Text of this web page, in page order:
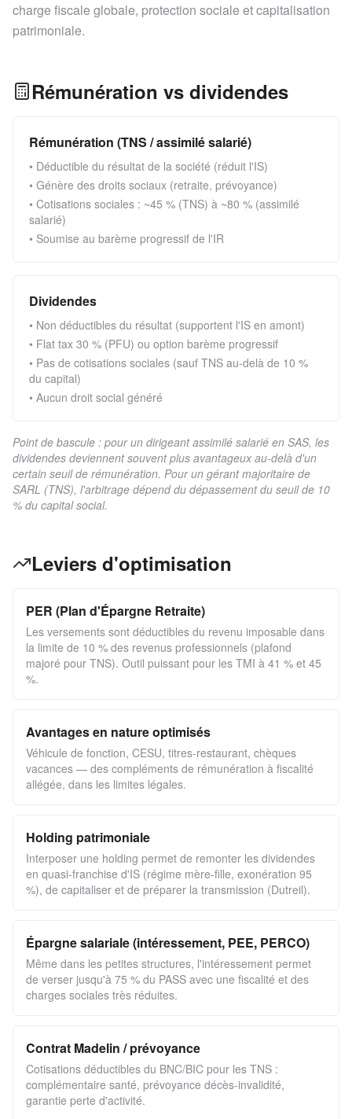
charge fiscale globale, protection sociale et capitalisation
patrimoniale.
Rémunération vs dividendes
Rémunération (TNS / assimilé salarié)
• Déductible du résultat de la société (réduit l'IS)
• Génère des droits sociaux (retraite, prévoyance)
• Cotisations sociales : ~45 % (TNS) à ~80 % (assimilé
salarié)
• Soumise au barème progressif de l'IR
Dividendes
• Non déductibles du résultat (supportent l'IS en amont)
• Flat tax 30 % (PFU) ou option barème progressif
• Pas de cotisations sociales (sauf TNS au-delà de 10 %
du capital)
• Aucun droit social généré
Point de bascule : pour un dirigeant assimilé salarié en SAS, les
dividendes deviennent souvent plus avantageux au-delà d'un
certain seuil de rémunération. Pour un gérant majoritaire de
SARL (TNS), l'arbitrage dépend du dépassement du seuil de 10
% du capital social.
Leviers d'optimisation
PER (Plan d'Épargne Retraite)
Les versements sont déductibles du revenu imposable dans
la limite de 10 % des revenus professionnels (plafond
majoré pour TNS). Outil puissant pour les TMI à 41 % et 45
%.
Avantages en nature optimisés
Véhicule de fonction, CESU, titres-restaurant, chèques
vacances — des compléments de rémunération à fiscalité
allégée, dans les limites légales.
Holding patrimoniale
Interposer une holding permet de remonter les dividendes
en quasi-franchise d'IS (régime mère-fille, exonération 95
%), de capitaliser et de préparer la transmission (Dutreil).
Épargne salariale (intéressement, PEE, PERCO)
Même dans les petites structures, l'intéressement permet
de verser jusqu'à 75 % du PASS avec une fiscalité et des
charges sociales très réduites.
Contrat Madelin / prévoyance
Cotisations déductibles du BNC/BIC pour les TNS :
complémentaire santé, prévoyance décès-invalidité,
garantie perte d'activité.